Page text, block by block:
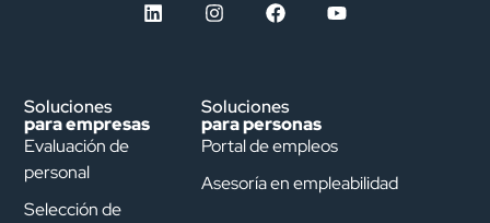
Soluciones
para empresas
Evaluación de
personal
Selección de
Soluciones
para personas
Portal de empleos
Asesoría en empleabilidad